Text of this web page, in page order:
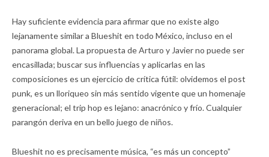
Hay suficiente evidencia para afirmar que no existe algo
lejanamente similar a Blueshit en todo México, incluso en el
panorama global. La propuesta de Arturo y Javier no puede ser
encasillada; buscar sus influencias y aplicarlas en las
composiciones es un ejercicio de crítica fútil: olvidemos el post
punk, es un lloriqueo sin más sentido vigente que un homenaje
generacional; el trip hop es lejano: anacrónico y frío. Cualquier
parangón deriva en un bello juego de niños.
Blueshit no es precisamente música, “es más un concepto”